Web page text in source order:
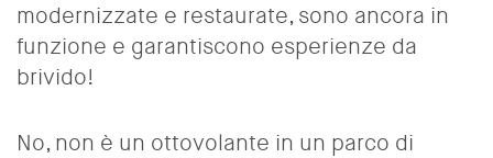
modernizzate e restaurate, sono ancora in
funzione e garantiscono esperienze da
brivido!
No, non è un ottovolante in un parco di